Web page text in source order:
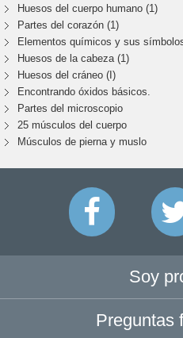
Huesos del cuerpo humano (1)
Partes del corazón (1)
Elementos químicos y sus
Huesos de la cabeza (1)
Huesos del cráneo (I)
Encontrando óxidos básicos.
Partes del microscopio
25 músculos del cuerpo
Músculos de pierna y muslo
Soy
Preguntas